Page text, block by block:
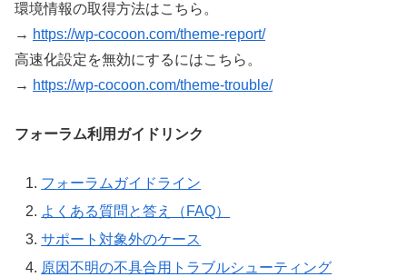
環境情報の取得方法はこちら。
→ https://wp-cocoon.com/theme-report/
高速化設定を無効にするにはこちら。
→ https://wp-cocoon.com/theme-trouble/
フォーラム利用ガイドリンク
フォーラムガイドライン
よくある質問と答え（FAQ）
サポート対象外のケース
原因不明の不具合用トラブルシューティング